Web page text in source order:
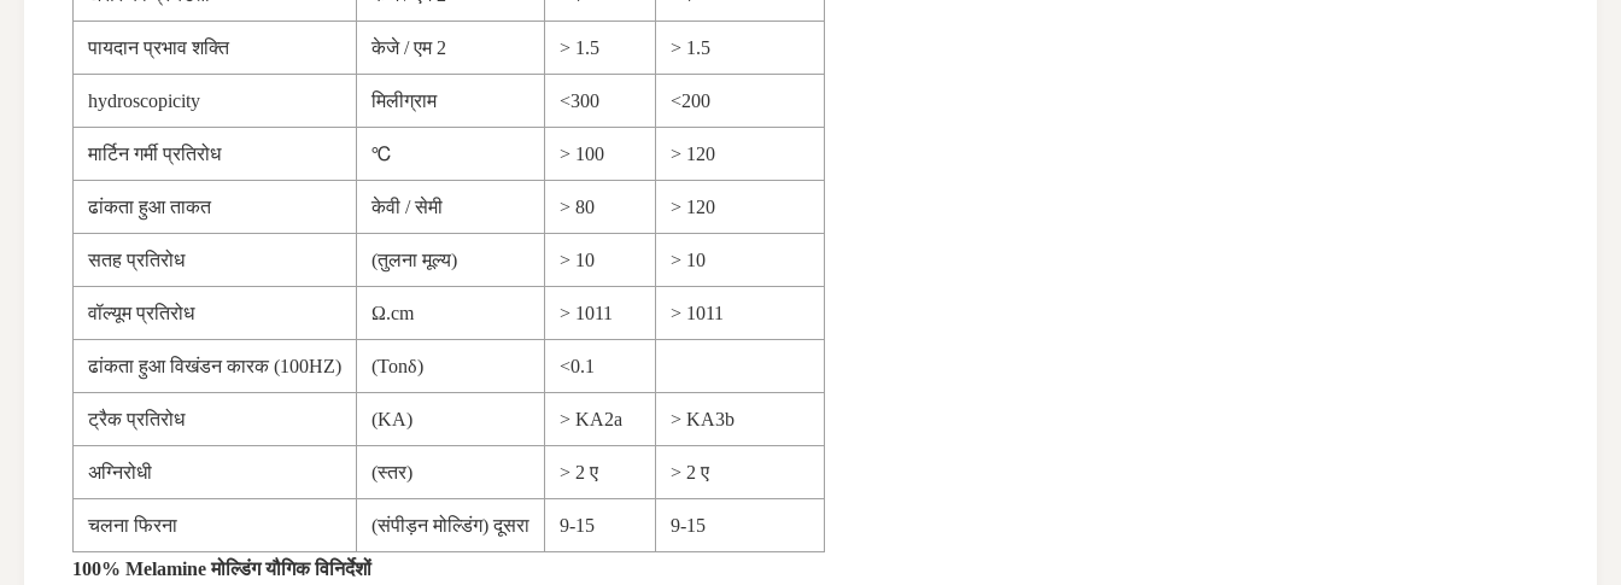
पायदान प्रभाव शक्ति केजे / एम 2 > 1.5 > 1.5
hydroscopicity मिलीग्राम <300 <200
मार्टिन गर्मी प्रतिरोध ℃ > 100 > 120
ढांकता हुआ ताकत केवी / सेमी > 80 > 120
सतह प्रतिरोध (तुलना मूल्य) > 10 > 10
वॉल्यूम प्रतिरोध Ω.cm > 1011 > 1011
ढांकता हुआ विखंडन कारक (100HZ) (Tonδ) <0.1
ट्रैक प्रतिरोध (KA) > KA2a > KA3b
अग्निरोधी (स्तर) > 2 ए > 2 ए
चलना फिरना (संपीड़न मोल्डिंग) दूसरा 9-15 9-15
100% Melamine मोल्डिंग यौगिक विनिर्देशों